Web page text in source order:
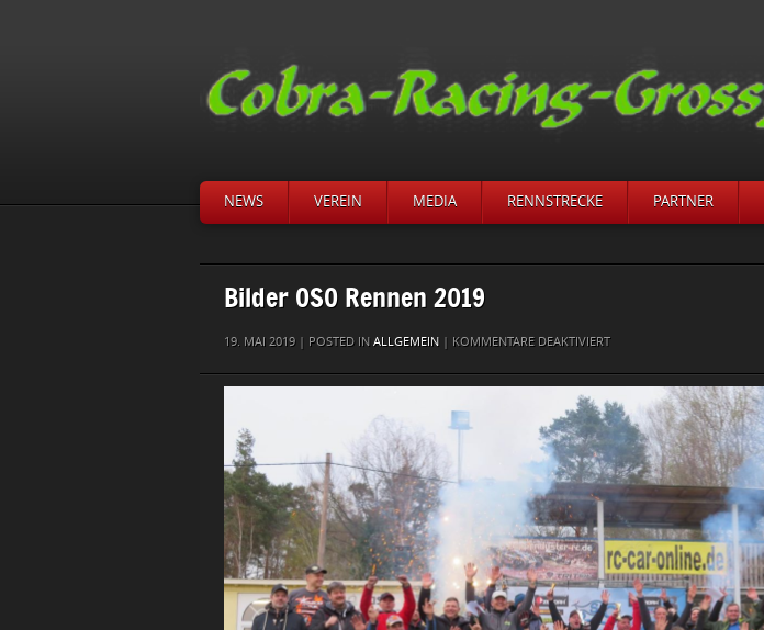
NEWS VEREIN MEDIA RENNSTRECKE PARTNER
Bilder OSO Rennen 2019
19. MAI 2019 | POSTED IN ALLGEMEIN | KOMMENTARE DEAKTIVIERTFÜR
OSO
RENNEN
2019